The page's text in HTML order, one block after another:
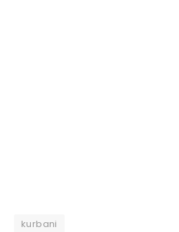
kurbani